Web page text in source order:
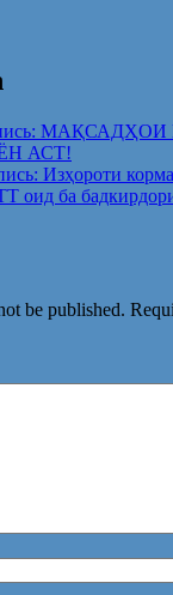
МАҚСАДҲОИ
АСТ!
Изҳороти
оид ба
be published.